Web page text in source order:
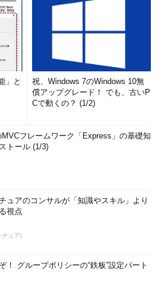
」と
祝、Windows 7のWindows 10無
償アップグレード！ でも、古いP
Cで動くの？ (1/2)
MVCフレームワーク「Express」の基礎知
トール (1/3)
ュアのコンサルが「知識やスキル」より
視点
チュア)
！ グループポリシーの“鉄板”設定パート